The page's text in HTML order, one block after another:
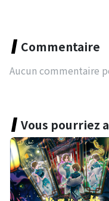
Commentaire
Aucun commentaire
Vous pourriez